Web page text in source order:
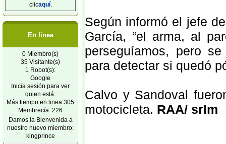
clicaquí.
En linea
0 Miembro(s)
35 Visitante(s)
1 Robot(s):
Google
Inicia sesión para ver
quien está.
Más tiempo en linea:305
Membrecía: 226
Damos la Bienvenida a
nuestro nuevo miembro:
kingprince
Según informó el jefe
García, “el arma, al
perseguíamos, pero
para detectar si quedó
Calvo y Sandoval
motocicleta. RAA/ srlm